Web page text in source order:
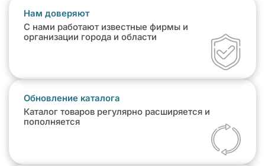
Нам доверяют
С нами работают известные фирмы и
организации города и области
Обновление каталога
Каталог товаров регулярно расширяется и
пополняется